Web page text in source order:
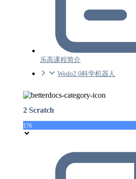
乐高课程简介
Wedo2.0科学机器人
2 Scratch
176